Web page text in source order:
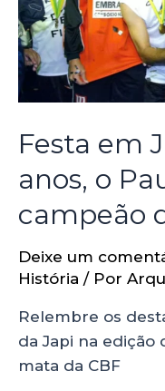
Festa em
anos, o
campeão
Deixe um
História / Por
Relembre os
da Japi na edição
mata da CBF